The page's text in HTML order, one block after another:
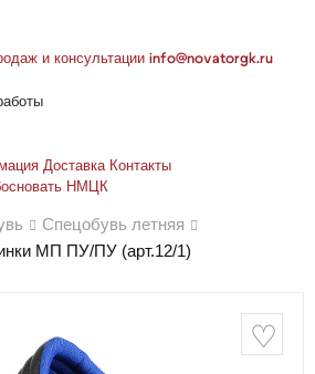
и консультации info@novatorgk.ru
Доставка Контакты
НМЦК
Спецобувь летняя
МП ПУ/ПУ (арт.12/1)